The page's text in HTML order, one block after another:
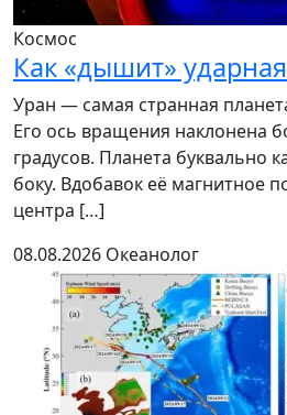
Космос
Как «дышит»
Уран — самая странная
Его ось вращения наклонена
градусов. Планета буквально
боку. Вдобавок её магнитное
центра […]
08.08.2026 Океанолог